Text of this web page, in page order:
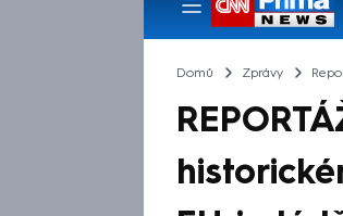
Domů Zprávy